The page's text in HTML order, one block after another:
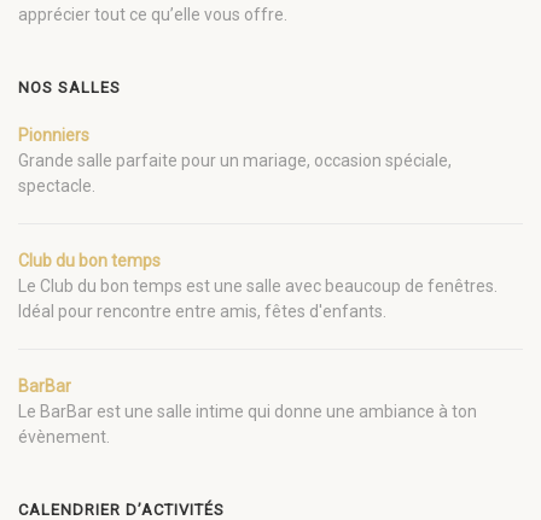
apprécier tout ce qu’elle vous offre.
NOS SALLES
Pionniers
Grande salle parfaite pour un mariage, occasion spéciale,
spectacle.
Club du bon temps
Le Club du bon temps est une salle avec beaucoup de fenêtres.
Idéal pour rencontre entre amis, fêtes d'enfants.
BarBar
Le BarBar est une salle intime qui donne une ambiance à ton
évènement.
CALENDRIER D’ACTIVITÉS